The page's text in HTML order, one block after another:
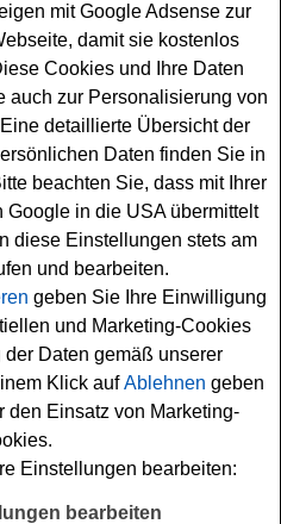
- tolle Preise
2026 für alle
iPhone gewinnen
99 tolle Sachpreise -
ein neues iPhone 17 Pro
bei dem Hilcona
sowie Apple AirPods auf
verlost Hilcona 15
15x eine Pfeffermühle, 20
sowie 19 The
Fanpakete. Falls Sie an
teilnehmen
Fragen beantworten und
sichern. Vielleicht
mit Google Adsense zur
damit sie kostenlos
Cookies und Ihre Daten
auch zur Personalisierung von
detaillierte Übersicht der
Daten finden Sie in
beachten Sie, dass mit Ihrer
in die USA übermittelt
diese Einstellungen stets am
und bearbeiten.
geben Sie Ihre Einwilligung
und Marketing-Cookies
Daten gemäß unserer
Klick aufAblehnen geben
den Einsatz von Marketing-
Einstellungen bearbeiten:
bearbeiten